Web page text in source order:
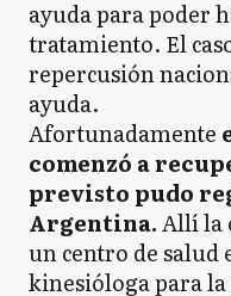
ayuda para poder
tratamiento. El
repercusión
ayuda.
Afortunadamente
comenzó a
previsto pudo
Argentina.Allí la
un centro de salud
kinesióloga para